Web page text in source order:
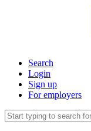
Search
Login
Sign up
For employers